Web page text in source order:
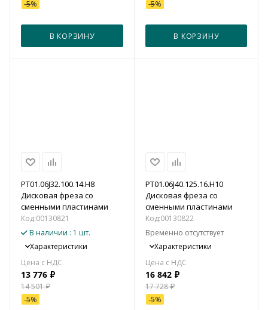
-5%
В КОРЗИНУ
-5%
В КОРЗИНУ
PT01.06J32.100.14.H8
Дисковая фреза со
сменными пластинами
Код:00130821
В наличии : 1 шт.
Характеристики
13 776 ₽
14 501₽
-5%
PT01.06J40.125.16.H10
Дисковая фреза со
сменными пластинами
Код:00130822
Временно отсутствует
Характеристики
16 842₽
17 728₽
-5%